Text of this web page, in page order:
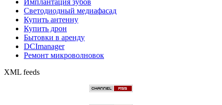
Имплантация зубов
Светодиодный медиафасад
Купить антенну
Купить дрон
Бытовки в аренду
DCImanager
Ремонт микроволновок
XML feeds